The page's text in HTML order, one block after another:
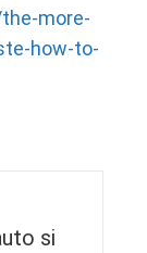
more-
how-to-
si